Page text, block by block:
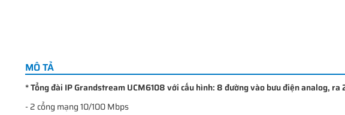
MÔ TẢ
* Tổng đài IP Grandstream UCM6108 với cấu hình: 8 đường vào bưu điện analog,
- 2 cổng mạng 10/100 Mbps